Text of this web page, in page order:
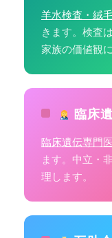
羊水検査・絨
きます。検査
家族の価値観
臨床
臨床遺伝専門医
ます。中立・
理します。